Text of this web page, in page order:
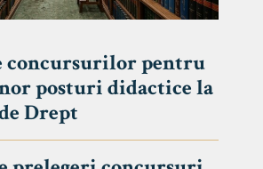
concursurilor pentru
posturi didactice la
Drept